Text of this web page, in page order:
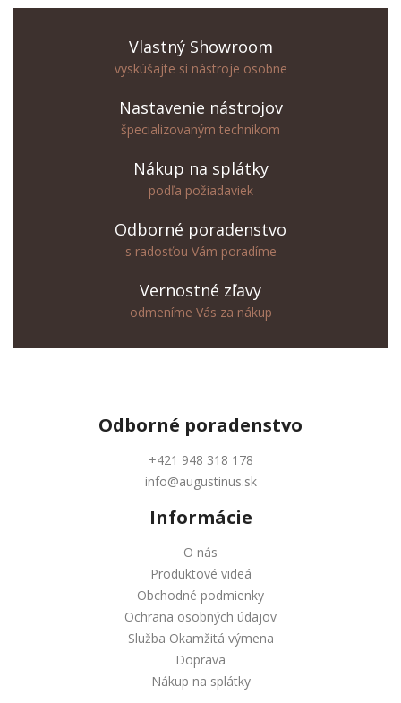
Vlastný Showroom
vyskúšajte si nástroje osobne
Nastavenie nástrojov
špecializovaným technikom
Nákup na splátky
podľa požiadaviek
Odborné poradenstvo
s radosťou Vám poradíme
Vernostné zľavy
odmeníme Vás za nákup
Odborné poradenstvo
+421 948 318 178
info@augustinus.sk
Informácie
O nás
Produktové videá
Obchodné podmienky
Ochrana osobných údajov
Služba Okamžitá výmena
Doprava
Nákup na splátky